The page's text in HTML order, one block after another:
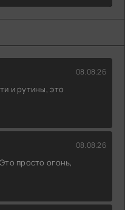
08.08.26
и рутины, это
08.08.26
просто огонь,